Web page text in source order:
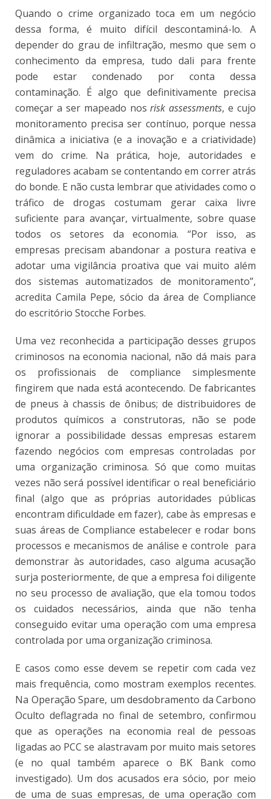
Quando o crime organizado toca em um negócio
dessa forma, é muito difícil descontaminá-lo. A
depender do grau de infiltração, mesmo que sem o
conhecimento da empresa, tudo dali para frente
pode estar condenado por conta dessa
contaminação. É algo que definitivamente precisa
começar a ser mapeado nosrisk assessments, e cujo
monitoramento precisa ser contínuo, porque nessa
dinâmica a iniciativa (e a inovação e a criatividade)
vem do crime. Na prática, hoje, autoridades e
reguladores acabam se contentando em correr atrás
do bonde. E não custa lembrar que atividades como o
tráfico de drogas costumam gerar caixa livre
suficiente para avançar, virtualmente, sobre quase
todos os setores da economia. “Por isso, as
empresas precisam abandonar a postura reativa e
adotar uma vigilância proativa que vai muito além
dos sistemas automatizados de monitoramento”,
acredita Camila Pepe, sócio da área de Compliance
do escritório Stocche Forbes.
Uma vez reconhecida a participação desses grupos
criminosos na economia nacional, não dá mais para
os profissionais de compliance simplesmente
fingirem que nada está acontecendo. De fabricantes
de pneus à chassis de ônibus; de distribuidores de
produtos químicos a construtoras, não se pode
ignorar a possibilidade dessas empresas estarem
fazendo negócios com empresas controladas por
uma organização criminosa. Só que como muitas
vezes não será possível identificar o real beneficiário
final (algo que as próprias autoridades públicas
encontram dificuldade em fazer), cabe às empresas e
suas áreas de Compliance estabelecer e rodar bons
processos e mecanismos de análise e controle para
demonstrar às autoridades, caso alguma acusação
surja posteriormente, de que a empresa foi diligente
no seu processo de avaliação, que ela tomou todos
os cuidados necessários, ainda que não tenha
conseguido evitar uma operação com uma empresa
controlada por uma organização criminosa.
E casos como esse devem se repetir com cada vez
mais frequência, como mostram exemplos recentes.
Na Operação Spare, um desdobramento da Carbono
Oculto deflagrada no final de setembro, confirmou
que as operações na economia real de pessoas
ligadas ao PCC se alastravam por muito mais setores
(e no qual também aparece o BK Bank como
investigado). Um dos acusados era sócio, por meio
de uma de suas empresas, de uma operação com